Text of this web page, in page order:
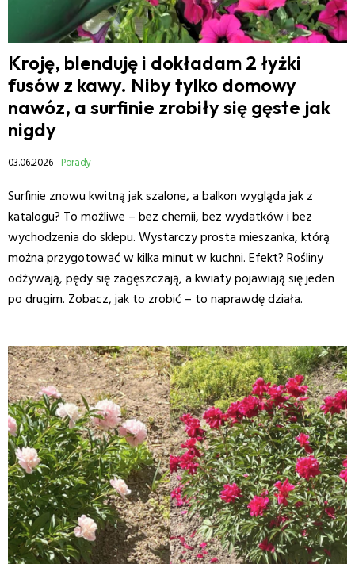
Kroję, blenduję i dokładam 2 łyżki
fusów z kawy. Niby tylko domowy
nawóz, a surfinie zrobiły się gęste jak
nigdy
03.06.2026- Porady
Surfinie znowu kwitną jak szalone, a balkon wygląda jak z
katalogu? To możliwe – bez chemii, bez wydatków i bez
wychodzenia do sklepu. Wystarczy prosta mieszanka, którą
można przygotować w kilka minut w kuchni. Efekt? Rośliny
odżywają, pędy się zagęszczają, a kwiaty pojawiają się jeden
po drugim. Zobacz, jak to zrobić – to naprawdę działa.